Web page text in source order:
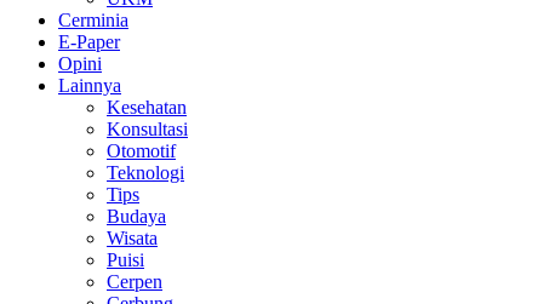
Cerminia
E-Paper
Opini
Lainnya
Kesehatan
Konsultasi
Otomotif
Teknologi
Tips
Budaya
Wisata
Puisi
Cerpen